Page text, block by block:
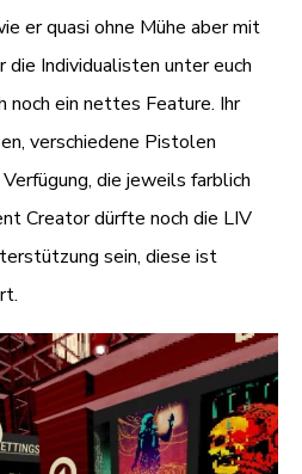
er quasi ohne Mühe aber mit
Individualisten unter euch
noch ein nettes Feature. Ihr
verschiedene Pistolen
die jeweils farblich
Creator dürfte noch die LIV
sein, diese ist